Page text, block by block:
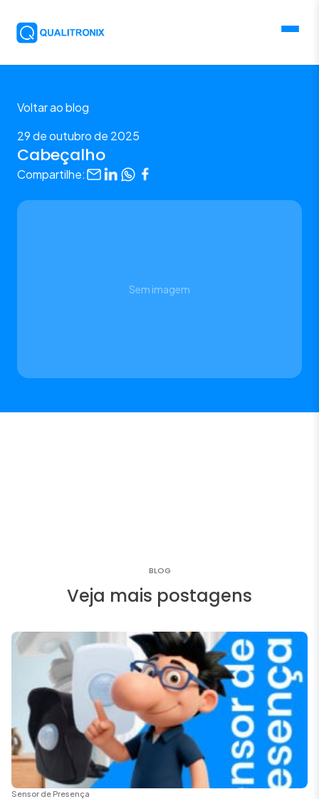
Voltar ao blog
29 de outubro de 2025
Cabeçalho
Compartilhe:
Sem imagem
BLOG
Veja mais postagens
Sensor de Presença